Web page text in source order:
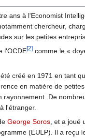
ans à l'Economist
chercheur,
sur les petites
l'OCDE[2] comme le «
créé en 1971 en tant
en matière de
De
l'étranger.
George Soros, et a joué
(EULP). Il a reçu